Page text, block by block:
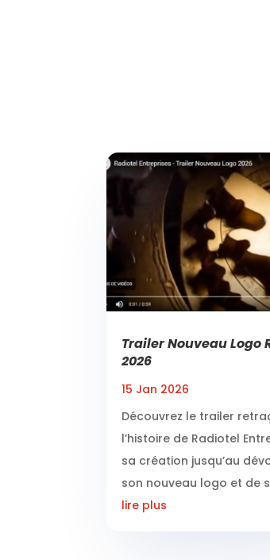
Trailer Nouveau Logo
2026
15 Jan 2026
Découvrez le trailer
l’histoire de Radiotel
sa création jusqu’au
son nouveau logo et de
lire plus